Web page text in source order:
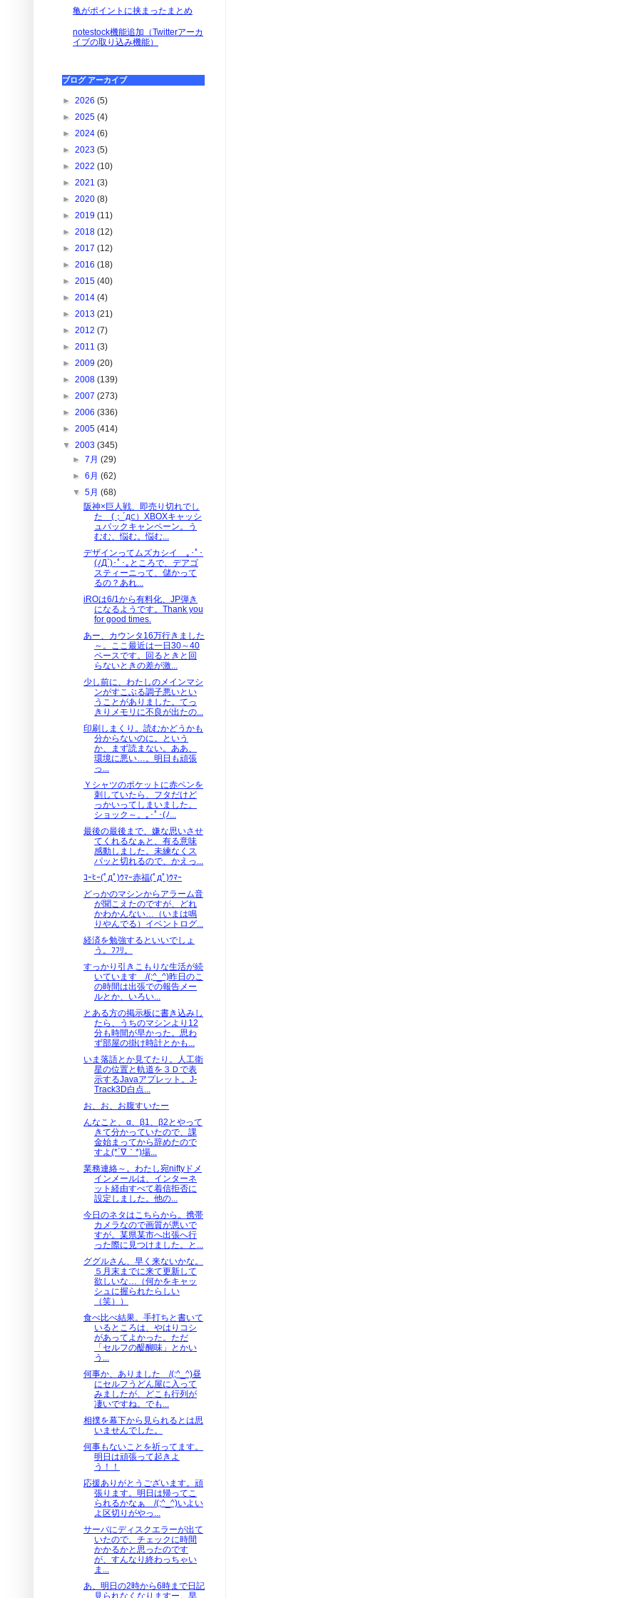
亀がポイントに挟まったまとめ
notestock機能追加（Twitterアーカ
イブの取り込み機能）
ブログ アーカイブ
► 2026 (5)
► 2025 (4)
► 2024 (6)
► 2023 (5)
► 2022 (10)
► 2021 (3)
► 2020 (8)
► 2019 (11)
► 2018 (12)
► 2017 (12)
► 2016 (18)
► 2015 (40)
► 2014 (4)
► 2013 (21)
► 2012 (7)
► 2011 (3)
► 2009 (20)
► 2008 (139)
► 2007 (273)
► 2006 (336)
► 2005 (414)
▼ 2003 (345)
►7月(29)
►6月(62)
▼5月(68)
阪神×巨人戦、即売り切れでし
た (；´д⊂）XBOXキャッシ
ュバックキャンペーン。う
むむ、悩む。悩む...
デザインってムズカシイ ｡･ﾟ･
(ﾉД`)･ﾟ･｡ところで、デアゴ
スティーニって、儲かって
るの？あれ...
iROは6/1から有料化、JP弾き
になるようです。Thank you
for good times.
あー、カウンタ16万行きました
～。ここ最近は一日30～40
ペースです。回るときと回
らないときの差が激...
少し前に、わたしのメインマシ
ンがすこぶる調子悪いとい
うことがありました。てっ
きりメモリに不良が出たの...
印刷しまくり。読むかどうかも
分からないのに。という
か、まず読まない。ああ、
環境に悪い…。明日も頑張
っ...
Ｙシャツのポケットに赤ペンを
刺していたら、フタだけど
っかいってしまいました。
ショック～。｡･ﾟ･(ﾉ...
最後の最後まで、嫌な思いさせ
てくれるなぁと、有る意味
感動しました。未練なくス
パッと切れるので、かえっ...
ｺｰﾋｰ(ﾟдﾟ)ｳﾏｰ赤福(ﾟдﾟ)ｳﾏｰ
どっかのマシンからアラーム音
が聞こえたのですが、どれ
かわかんない…（いまは鳴
りやんでる）イベントログ...
経済を勉強するといいでしょ
う。ﾌﾌﾘ。
すっかり引きこもりな生活が続
いています /(;^_^)昨日のこ
の時間は出張での報告メー
ルとか、いろい...
とある方の掲示板に書き込みし
たら、うちのマシンより12
分も時間が早かった。思わ
ず部屋の掛け時計とかも...
いま落語とか見てたり。人工衛
星の位置と軌道を３Ｄで表
示するJavaアプレット。J-
Track3D白点...
お、お、お腹すいたー
んなこと、α、β1、β2とやって
きて分かっていたので、課
金始まってから辞めたので
すよ(*´∇｀*)場...
業務連絡～。わたし宛niftyドメ
インメールは、インターネ
ット経由すべて着信拒否に
設定しました。他の...
今日のネタはこちらから。携帯
カメラなので画質が悪いで
すが。某県某市へ出張へ行
った際に見つけました。と...
ググルさん、早く来ないかな。
５月末までに来て更新して
欲しいな…（何かをキャッ
シュに握られたらしい
（笑））
食べ比べ結果。手打ちと書いて
いるところは、やはりコシ
があってよかった。ただ
「セルフの醍醐味」とかい
う...
何事か、ありました /(;^_^)昼
にセルフうどん屋に入って
みましたが、どこも行列が
凄いですね。でも...
相撲を幕下から見られるとは思
いませんでした。
何事もないことを祈ってます。
明日は頑張って起きよ
う！！
応援ありがとうございます。頑
張ります。明日は帰ってこ
られるかなぁ /(;^_^)いよい
よ区切りがやっ...
サーバにディスクエラーが出て
いたので、チェックに時間
かかるかと思ったのです
が、すんなり終わっちゃい
ま...
あ、明日の2時から6時まで日記
見られなくなりますー。早